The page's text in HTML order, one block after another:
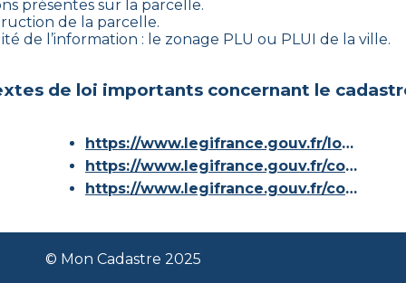
présentes sur la parcelle.
de la parcelle.
de l’information : le zonage PLU ou PLUI de la ville.
de loi importants concernant le
https://www.legifrance.gouv.fr/loda/id/JORFTEXT000000686267/
https://www.legifrance.gouv.fr/codes/article_lc/LEGIARTI000036588629/
https://www.legifrance.gouv.fr/codes/id/LEGISCTA000006180153/
© Mon Cadastre 2025